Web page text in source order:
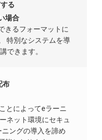
る
場合
きるフォーマットに
特別なシステムを導
できます。
布
とによってeラーニ
ネット環境にセキュ
ングの導入を諦め